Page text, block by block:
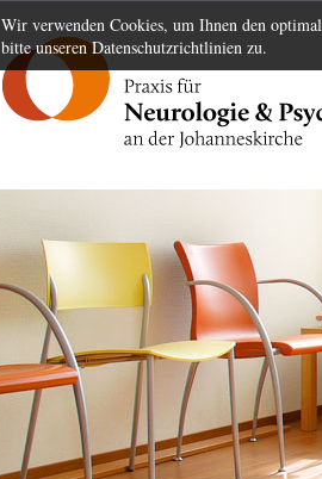
Wir verwenden Cookies, um Ihnen den
bitte unseren Datenschutzrichtlinien zu.